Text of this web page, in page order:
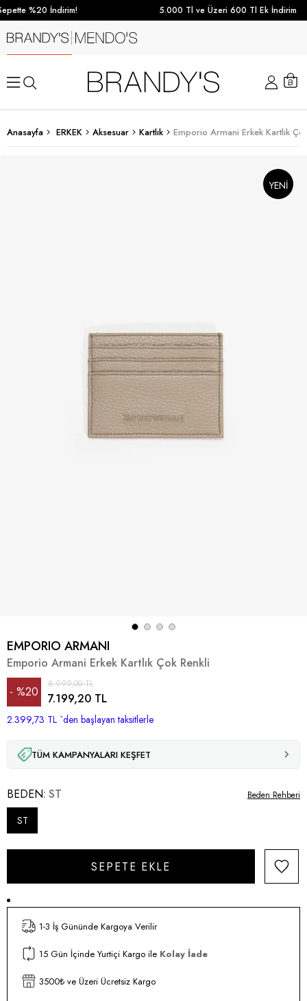
%20 İndirim! 5.000 Tl ve Üzeri 600 Tl Ek İndirim
Anasayfa ERKEK Aksesuar Kartlık Emporio Armani Erkek Kartlık
YENI
EMPORIO ARMANI
Emporio Armani Erkek Kartlık Çok Renkli
%20
İndirim
8.999,00 TL
7.199,20 TL
2.399,73 TL `den başlayan taksitlerle
TÜM KAMPANYALARI KEŞFET
BEDEN ST
ST
Beden Rehberi
1-3 İş Gününde Kargoya Verilir
15 Gün İçinde Yurtiçi Kargo ile Kolay İade
3500₺ ve Üzeri Ücretsiz Kargo